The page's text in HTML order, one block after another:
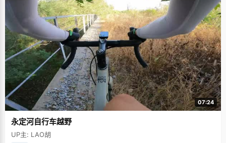
07:24
永定河自行车越野
UP主: LAO胡